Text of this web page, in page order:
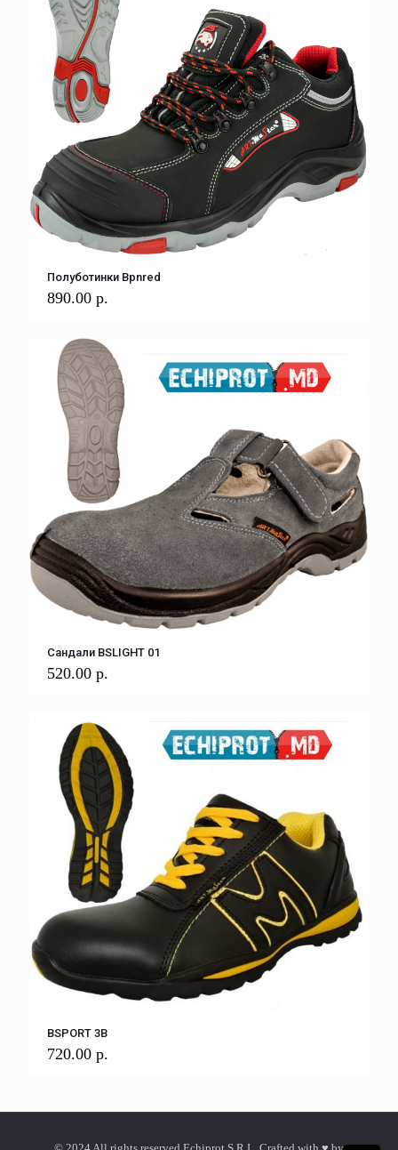
Полуботинки Bpnred
890.00 р.
Сандали BSLIGHT 01
520.00 р.
BSPORT 3B
720.00 р.